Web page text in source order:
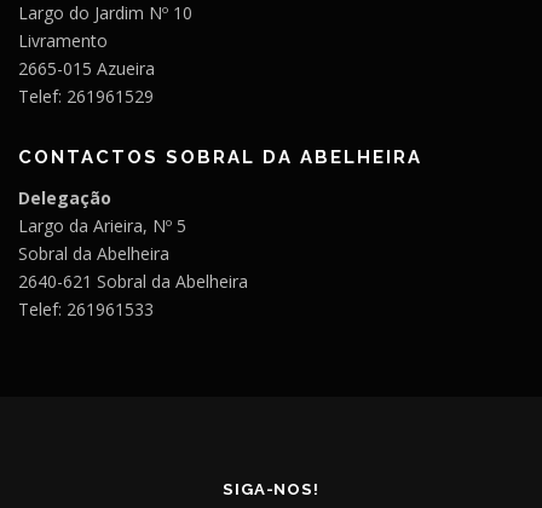
Largo do Jardim Nº 10
Livramento
2665-015 Azueira
Telef: 261961529
CONTACTOS SOBRAL DA ABELHEIRA
Delegação
Largo da Arieira, Nº 5
Sobral da Abelheira
2640-621 Sobral da Abelheira
Telef: 261961533
SIGA-NOS!